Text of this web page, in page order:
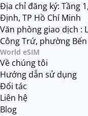
Địa chỉ đăng ký: Tầng
Định, TP Hồ Chí Minh
Văn phòng giao dịch :
Công Trứ, phường
World eSIM
Về chúng tôi
Hướng dẫn sử dụng
Đối tác
Liên hệ
Blog